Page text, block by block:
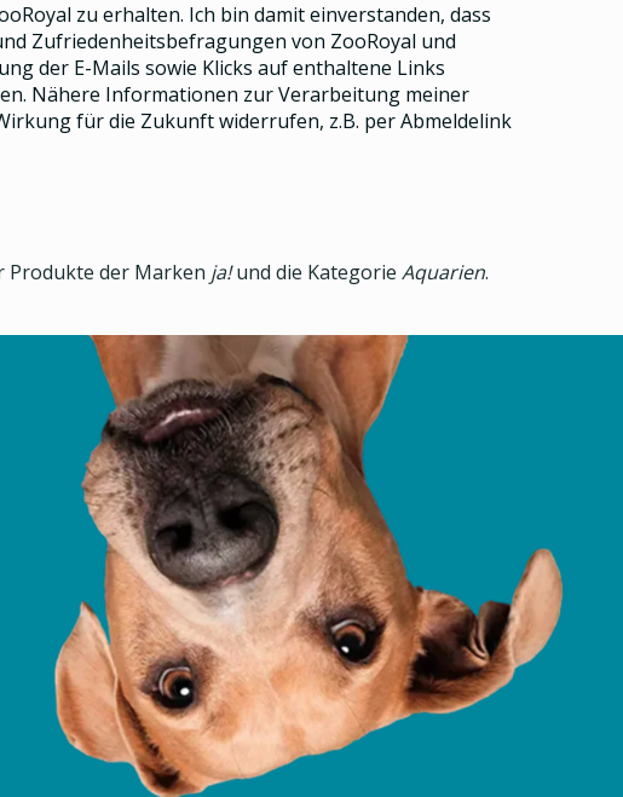
zu erhalten. Ich bin damit einverstanden, dass
Zufriedenheitsbefragungen von ZooRoyal und
der E-Mails sowie Klicks auf enthaltene Links
Nähere Informationen zur Verarbeitung meiner
für die Zukunft widerrufen, z.B. per Abmeldelink
Produkte der Marken ja!und die Kategorie Aquarien.